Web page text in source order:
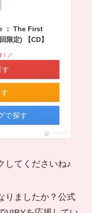
： The First
定) 【CD】
！／
で探す
ポチップ
してくださいね♪
りましたか？公式